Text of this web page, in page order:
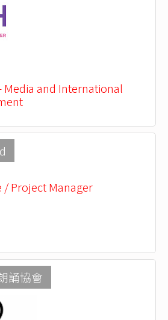
Media and International
/ Project Manager
誦協會